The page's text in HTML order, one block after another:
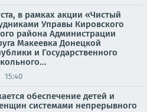
в рамках акции «Чистый
Управы Кировского
района Администрации
Макеевка Донецкой
и Государственного
15:40
обеспечение детей и
системами непрерывного